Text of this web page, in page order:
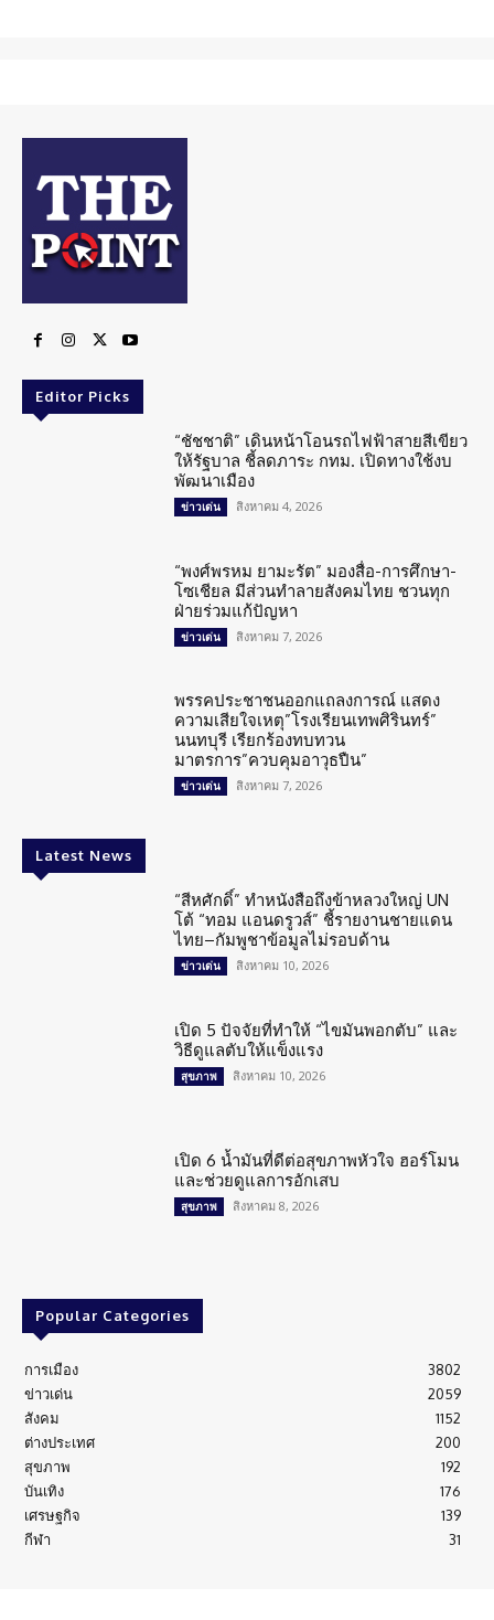
Editor Picks
“ชัชชาติ” เดินหน้าโอนรถไฟฟ้าสายสีเขียว
ให้รัฐบาล ชี้ลดภาระ กทม. เปิดทางใช้งบ
พัฒนาเมือง
ข่าวเด่น สิงหาคม 4, 2026
“พงศ์พรหม ยามะรัต” มองสื่อ-การศึกษา-
โซเชียล มีส่วนทำลายสังคมไทย ชวนทุก
ฝ่ายร่วมแก้ปัญหา
ข่าวเด่น สิงหาคม 7, 2026
พรรคประชาชนออกแถลงการณ์ แสดง
ความเสียใจเหตุ”โรงเรียนเทพศิรินทร์”
นนทบุรี เรียกร้องทบทวน
มาตรการ”ควบคุมอาวุธปืน”
ข่าวเด่น สิงหาคม 7, 2026
Latest News
“สีหศักดิ์” ทำหนังสือถึงข้าหลวงใหญ่ UN
โต้ “ทอม แอนดรูวส์” ชี้รายงานชายแดน
ไทย–กัมพูชาข้อมูลไม่รอบด้าน
ข่าวเด่น สิงหาคม 10, 2026
เปิด 5 ปัจจัยที่ทำให้ “ไขมันพอกตับ” และ
วิธีดูแลตับให้แข็งแรง
สุขภาพ สิงหาคม 10, 2026
เปิด 6 น้ำมันที่ดีต่อสุขภาพหัวใจ ฮอร์โมน
และช่วยดูแลการอักเสบ
สุขภาพ สิงหาคม 8, 2026
Popular Categories
การเมือง
3802
ข่าวเด่น
2059
สังคม
1152
ต่างประเทศ
200
สุขภาพ
192
บันเทิง
176
เศรษฐกิจ
139
กีฬา
31